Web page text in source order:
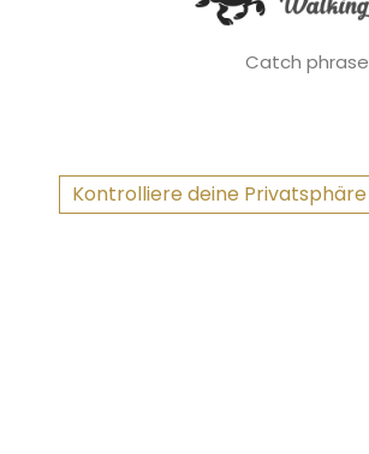
Catch phrase
Kontrolliere deine Privatsphäre